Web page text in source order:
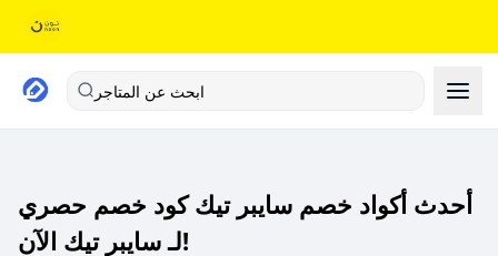
ابحث عن المتاجر
أحدث أكواد خصم سايبر تيك كود خصم حصري
لـ سايبر تيك الآن!